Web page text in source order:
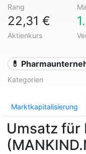
Rang
22,31 €
Aktienkurs
💊
Kategorien
Marktkapitalisierung
Umsatz für